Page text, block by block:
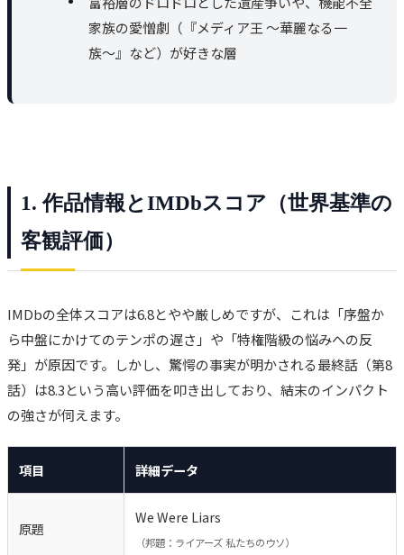
家族の愛憎劇（『メディア王 〜華麗なる一
族〜』など）が好きな層
1. 作品情報とIMDbスコア（世界基準の
客観評価）
IMDbの全体スコアは6.8とやや厳しめですが、これは「序盤か
ら中盤にかけてのテンポの遅さ」や「特権階級の悩みへの反
発」が原因です。しかし、驚愕の事実が明かされる最終話（第8
話）は8.3という高い評価を叩き出しており、結末のインパクト
の強さが伺えます。
項目 詳細データ
原題
We Were Liars
（邦題：ライアーズ 私たちのウソ）